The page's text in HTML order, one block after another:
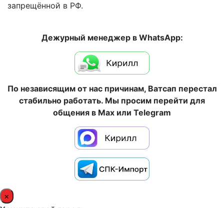
запрещённой в РФ.
Дежурный менеджер в WhatsApp:
По независящим от нас причинам, Ватсап перестал
стабильно работать. Мы просим перейти для
общения в Max или Telegram
×